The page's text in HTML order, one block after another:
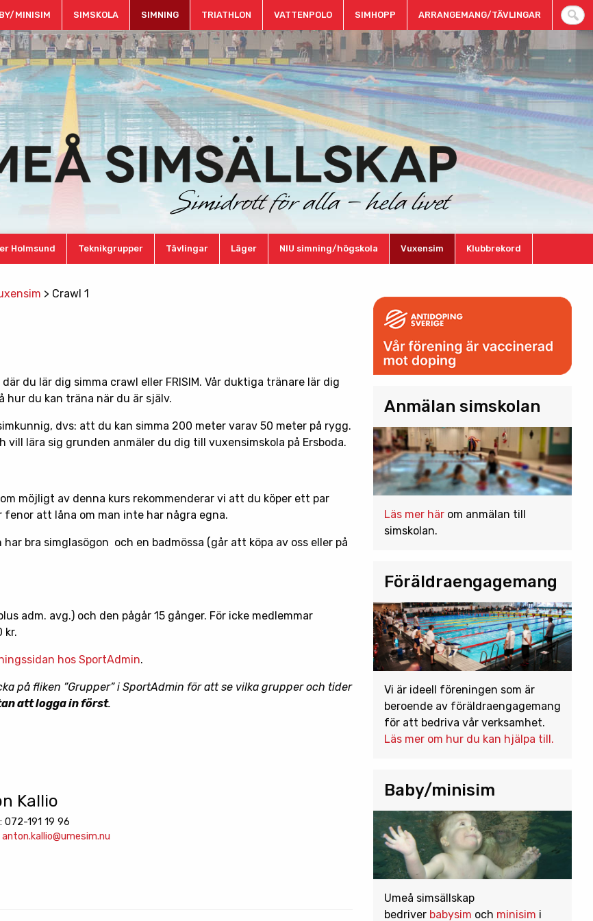
MINISIM SIMSKOLA SIMNING TRIATHLON VATTENPOLO SIMHOPP ARRANGEMANG/TÄVLINGAR
Holmsund Teknikgrupper Tävlingar Läger NIU simning/högskola Vuxensim Klubbrekord
> Crawl 1
du lär dig simma crawl eller FRISIM. Vår duktiga tränare lär dig
hur du kan träna när du är själv.
dvs: att du kan simma 200 meter varav 50 meter på rygg.
vill lära sig grunden anmäler du dig till vuxensimskola på Ersboda.
möjligt av denna kurs rekommenderar vi att du köper ett par
fenor att låna om man inte har några egna.
bra simglasögon och en badmössa (går att köpa av oss eller på
adm. avg.) och den pågår 15 gånger. För icke medlemmar
kr.
hos SportAdmin.
på fliken ”Grupper” i SportAdmin för att se vilka grupper och tider
att logga in först.
Kallio
072-191 19 96
anton.kallio@umesim.nu
Anmälan simskolan
Läs mer härom anmälan till
simskolan.
Föräldraengagemang
Vi är ideell föreningen som är
beroende av föräldraengagemang
för att bedriva vår verksamhet.
Läs mer om hur du kan hjälpa till.
Baby/minisim
Umeå simsällskap
bedriver babysim och minisim i